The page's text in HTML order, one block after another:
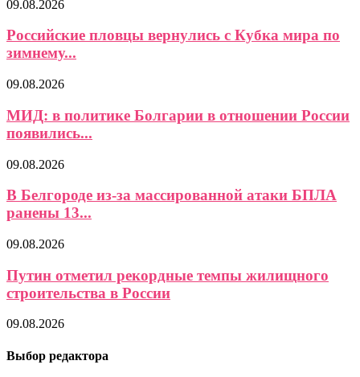
09.08.2026
Российские пловцы вернулись с Кубка мира по
зимнему...
09.08.2026
МИД: в политике Болгарии в отношении России
появились...
09.08.2026
В Белгороде из-за массированной атаки БПЛА
ранены 13...
09.08.2026
Путин отметил рекордные темпы жилищного
строительства в России
09.08.2026
Выбор редактора